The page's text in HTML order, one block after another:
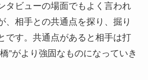
タビューの場面でもよく言われ
、相手との共通点を探り、掘り
です。共通点があると相手は打
”がより強固なものになっていき